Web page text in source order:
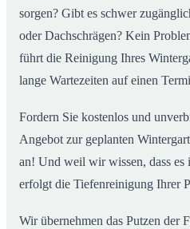
sorgen? Gibt es schwer
oder Dachschrägen? Kein
führt die Reinigung Ihres
lange Wartezeiten auf einen
Fordern Sie kostenlos und
Angebot zur geplanten
an! Und weil wir wissen, dass es
erfolgt die Tiefenreinigung Ihrer
Wir übernehmen das Putzen der